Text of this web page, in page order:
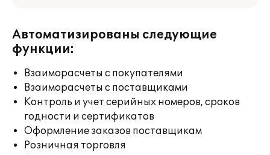
Автоматизированы следующие
функции:
Взаиморасчеты с покупателями
Взаиморасчеты с поставщиками
Контроль и учет серийных номеров, сроков
годности и сертификатов
Оформление заказов поставщикам
Розничная торговля